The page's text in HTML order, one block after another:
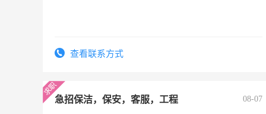
查看联系方式
急招保洁，保安，客服，工程 08-07